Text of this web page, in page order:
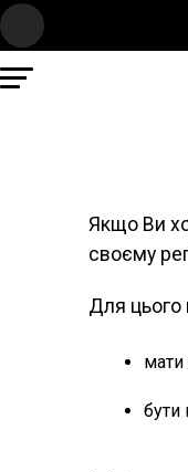
Якщо Ви
своєму
Для цього
мати
бути